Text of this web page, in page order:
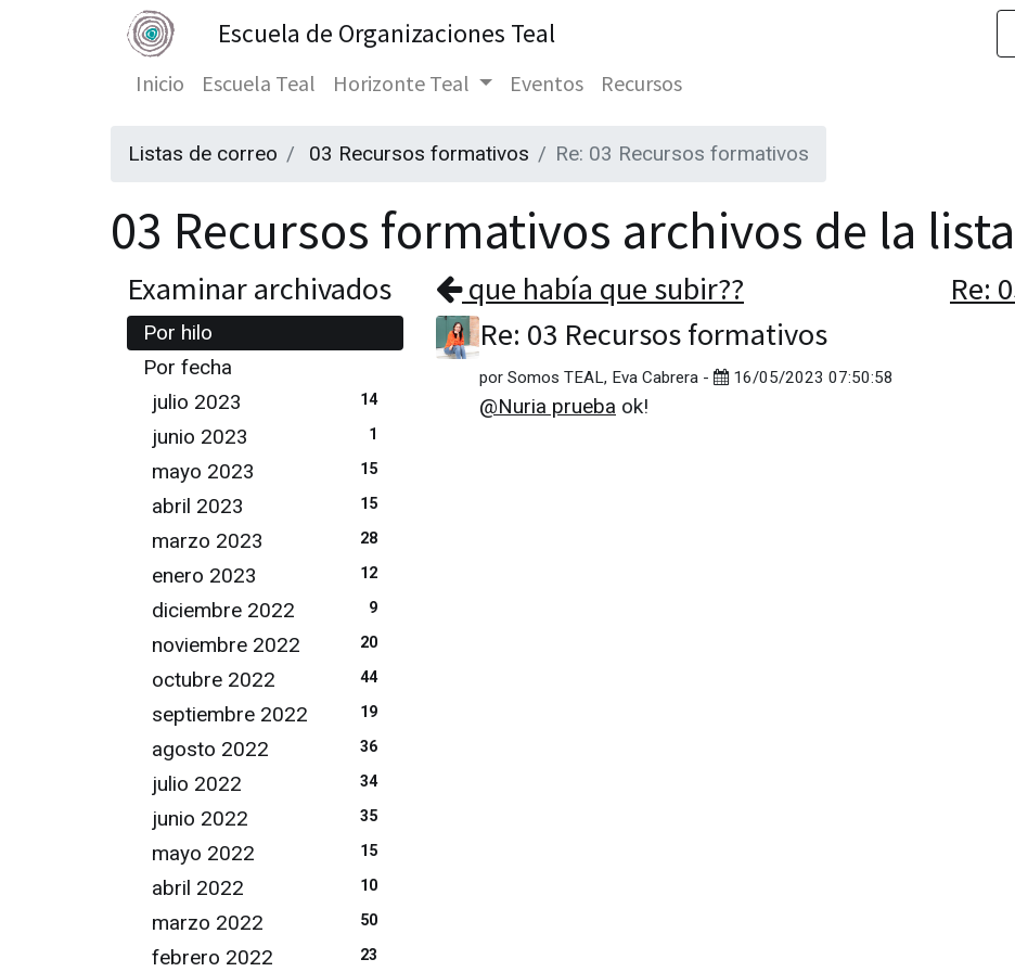
Escuela de Organizaciones Teal
Inicio
Escuela Teal Horizonte Teal Eventos Recursos
Listas de correo 03 Recursos formativos Re: 03 Recursos formativos
03 Recursos formativos archivos de la
Examinar archivados
Por hilo
Por fecha
julio 2023
14
junio 2023 1
mayo 2023 15
abril 2023 15
marzo 2023 28
enero 2023 12
diciembre 2022 9
noviembre 2022 20
octubre 2022 44
septiembre 2022 19
agosto 2022 36
julio 2022 34
junio 2022 35
mayo 2022 15
abril 2022 10
marzo 2022 50
febrero 2022 23
que había que subir??
Re:
Re: 03 Recursos formativos
por Somos TEAL, Eva Cabrera - 16/05/2023 07:50:58
@Nuria prueba ok!